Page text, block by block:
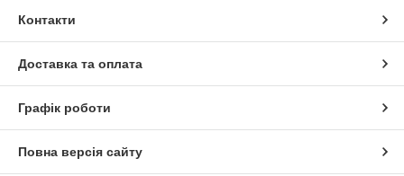
Контакти
Доставка та оплата
Графік роботи
Повна версія сайту